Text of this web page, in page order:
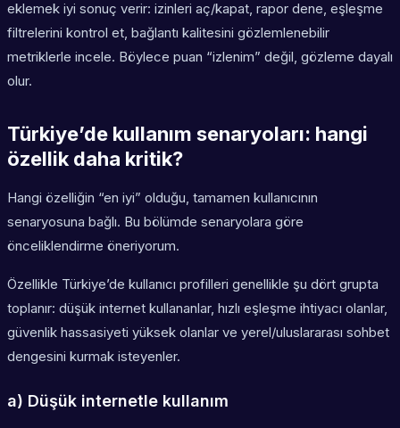
eklemek iyi sonuç verir: izinleri aç/kapat, rapor dene, eşleşme
filtrelerini kontrol et, bağlantı kalitesini gözlemlenebilir
metriklerle incele. Böylece puan “izlenim” değil, gözleme dayalı
olur.
Türkiye’de kullanım senaryoları: hangi
özellik daha kritik?
Hangi özelliğin “en iyi” olduğu, tamamen kullanıcının
senaryosuna bağlı. Bu bölümde senaryolara göre
önceliklendirme öneriyorum.
Özellikle Türkiye’de kullanıcı profilleri genellikle şu dört grupta
toplanır: düşük internet kullananlar, hızlı eşleşme ihtiyacı olanlar,
güvenlik hassasiyeti yüksek olanlar ve yerel/uluslararası sohbet
dengesini kurmak isteyenler.
a) Düşük internetle kullanım